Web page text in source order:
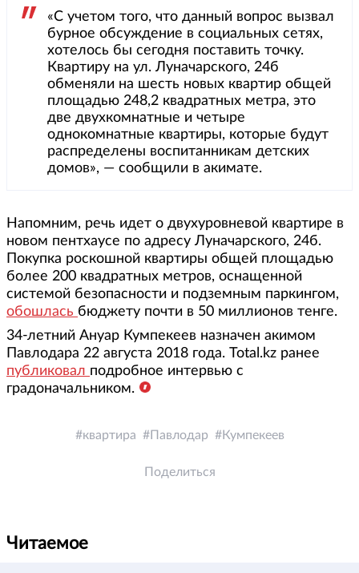
«С учетом того, что данный вопрос вызвал
бурное обсуждение в социальных сетях,
хотелось бы сегодня поставить точку.
Квартиру на ул. Луначарского, 24б
обменяли на шесть новых квартир общей
площадью 248,2 квадратных метра, это
две двухкомнатные и четыре
однокомнатные квартиры, которые будут
распределены воспитанникам детских
домов», — сообщили в акимате.
Напомним, речь идет о двухуровневой квартире в
новом пентхаусе по адресу Луначарского, 24б.
Покупка роскошной квартиры общей площадью
более 200 квадратных метров, оснащенной
системой безопасности и подземным паркингом,
обошлась бюджету почти в 50 миллионов тенге.
34-летний Ануар Кумпекеев назначен акимом
Павлодара 22 августа 2018 года. Total.kz ранее
публиковал подробное интервью с
градоначальником.
квартира Павлодар Кумпекеев
Поделиться
Читаемое